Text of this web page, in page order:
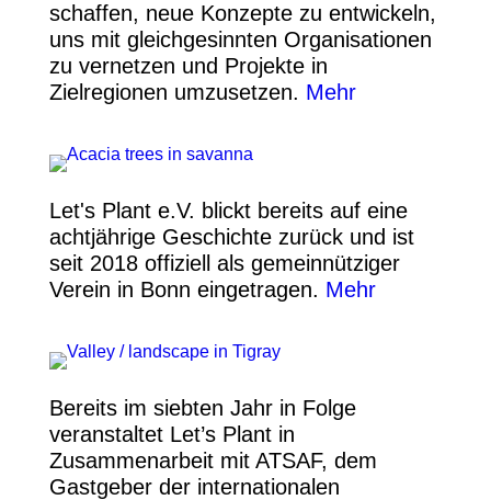
schaffen, neue Konzepte zu entwickeln,
uns mit gleichgesinnten Organisationen
zu vernetzen und Projekte in
Zielregionen umzusetzen. Mehr
Let's Plant e.V. blickt bereits auf eine
achtjährige Geschichte zurück und ist
seit 2018 offiziell als gemeinnütziger
Verein in Bonn eingetragen. Mehr
Bereits im siebten Jahr in Folge
veranstaltet Let’s Plant in
Zusammenarbeit mit ATSAF, dem
Gastgeber der internationalen